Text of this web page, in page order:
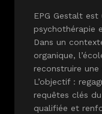
EPG Gestalt
psychothérapie
Dans un
organique,
reconstruire
L’objectif :
requêtes clés
qualifiée et